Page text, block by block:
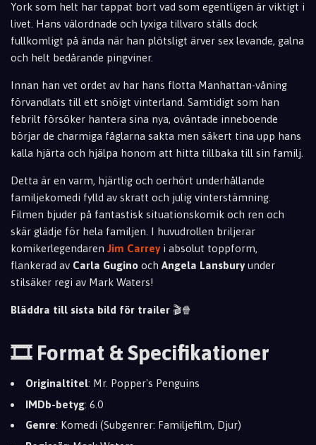
York som helt har tappat bort vad som egentligen är viktigt i
livet. Hans välordnade och lyxiga tillvaro ställs dock
fullkomligt på ända när han plötsligt ärver sex levande, galna
och helt bedårande pingviner.
Innan han vet ordet av har hans flotta Manhattan-våning
förvandlats till ett snöigt vinterland. Samtidigt som han
febrilt försöker hantera sina nya, oväntade inneboende
börjar de charmiga fåglarna sakta men säkert tina upp hans
kalla hjärta och hjälpa honom att hitta tillbaka till sin familj.
Detta är en varm, hjärtlig och oerhört underhållande
familjekomedi fylld av skratt och julig vinterstämning.
Filmen bjuder på fantastisk situationskomik och ren och
skär glädje för hela familjen. I huvudrollen briljerar
komikerlegendaren Jim Carrey i absolut toppform,
flankerad av Carla Gugino och Angela Lansbury under
stilsäker regi av Mark Waters!
Bläddra till sista bild för trailer 🎬🍿
🎞️ Format & Specifikationer
Originaltitel: Mr. Popper's Penguins
IMDb-betyg: 6.0
Genre: Komedi (Subgenrer: Familjefilm, Djur)